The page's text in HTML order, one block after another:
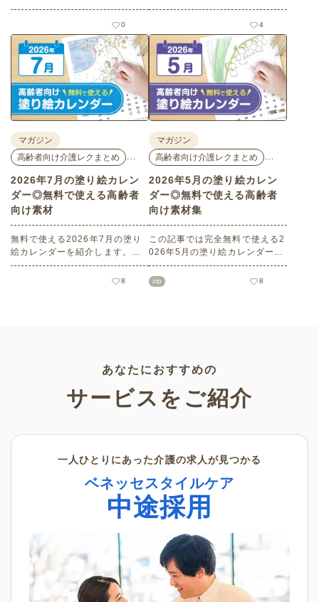
ご紹介します。人気で定番のお
花モチーフのイラストや秋の思
い出のイラストなど、使いやす
いレクリエーション素材満載で
す！商用フリーで無料のためお
気軽にさまざまなシーンでお使
いいただけます。
0
ご紹介します。人気で定番のお
花モチーフのイラストや夏の思
い出のイラストなど、使いやす
い素材満載です！商用フリーで
無料のためお気軽にさまざまな
シーンでお使いいただけます。
4
マガジン
高齢者向け介護レクまとめ
2026年7月の塗り絵カレン
ダー◎無料で使える高齢者
向け素材
無料で使える2026年7月の塗り
絵カレンダーを紹介します。子
どもから高齢者までどなたでも
お使いいただけて、花や植物な
8
マガジン
高齢者向け介護レクまとめ
2026年5月の塗り絵カレン
ダー◎無料で使える高齢者
向け素材集
この記事では完全無料で使える2
026年5月の塗り絵カレンダーを
ご紹介します。こどもの日や母
の日などの季節感を感じられる
zip 8
あなたにおすすめの
サービスをご紹介
一人ひとりにあった介護の求人が見つかる
ベネッセスタイルケア
中途採用